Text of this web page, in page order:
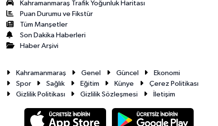
Kahramanmaraş Trafik Yoğunluk Haritası
Puan Durumu ve Fikstür
Tüm Manşetler
Son Dakika Haberleri
Haber Arşivi
Kahramanmaraş Genel Güncel
Ekonomi
Spor
Sağlık Eğitim Künye
Çerez Politikası
Gizlilik Politikası
Gizlilik Sözleşmesi İletişim